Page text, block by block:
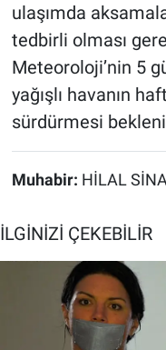
ulaşımda
tedbirli olması
Meteoroloji’nin 5
yağışlı havanın
sürdürmesi
Muhabir: HİLAL